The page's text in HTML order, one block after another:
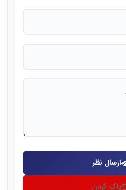
ارسال نظر
پاک کردن